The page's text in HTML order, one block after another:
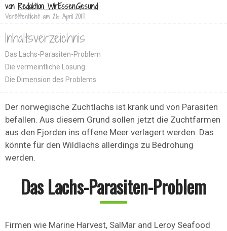
von Redaktion WirEssenGesund
Veröffentlicht am 26. April 2017
Inhaltsverzeichnis
Das Lachs-Parasiten-Problem
Die vermeintliche Lösung
Die Dimension des Problems
Der norwegische Zuchtlachs ist krank und von Parasiten
befallen. Aus diesem Grund sollen jetzt die Zuchtfarmen
aus den Fjorden ins offene Meer verlagert werden. Das
könnte für den Wildlachs allerdings zu Bedrohung
werden.
Das Lachs-Parasiten-Problem
Firmen wie Marine Harvest, SalMar and Leroy Seafood